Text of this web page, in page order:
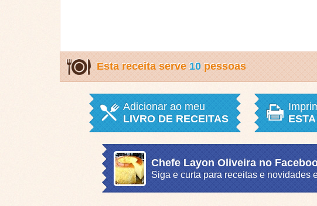
Esta receita serve 10 pessoas
Adicionar ao meu
LIVRO DE RECEITAS
Chefe Layon Oliveira no
Siga e curta para receitas e novidades